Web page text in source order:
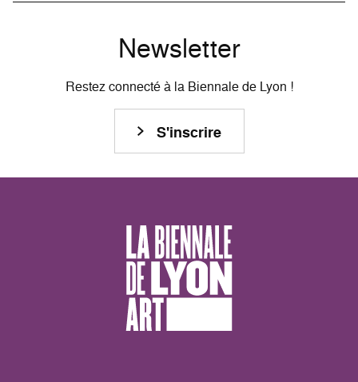
Newsletter
Restez connecté à la Biennale de Lyon !
S'inscrire